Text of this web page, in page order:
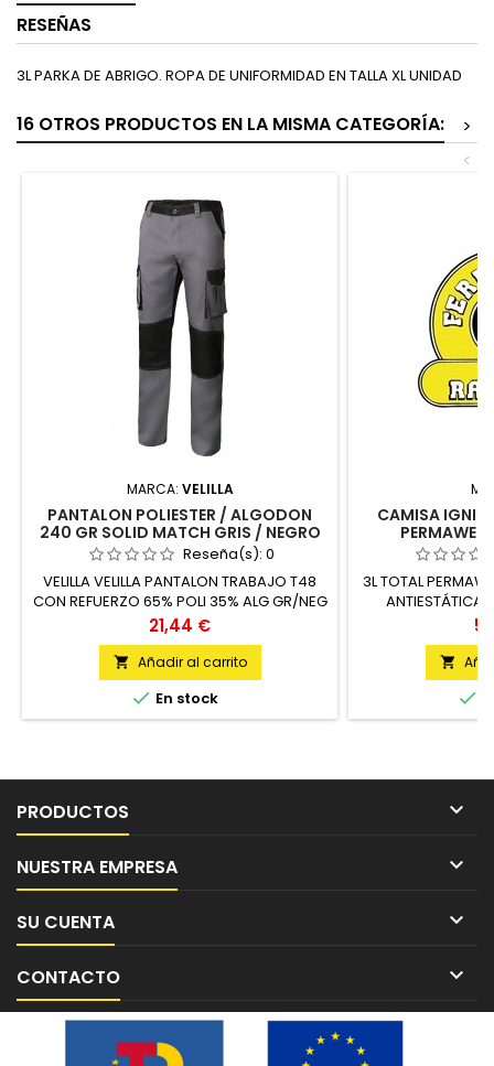
RESEÑAS
3L PARKA DE ABRIGO. ROPA DE UNIFORMIDAD EN TALLA XL UNIDAD
16 OTROS PRODUCTOS EN LA MISMA CATEGORÍA:
>
<
MARCA: VELILLA
PANTALON POLIESTER / ALGODON
240 GR SOLID MATCH GRIS / NEGRO
TALLA 48 VELILLA
Reseña(s): 0
VELILLA VELILLA PANTALON TRABAJO T48
CON REFUERZO 65% POLI 35% ALG GR/NEG
1 UNIDAD
Precio
21,44 €
 Añadir al carrito
 En stock
CAMISA
3L TOTAL
ANTIESTÁTICA


PRODUCTOS 
NUESTRA EMPRESA 
SU CUENTA 
CONTACTO 